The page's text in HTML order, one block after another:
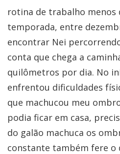
rotina de trabalho menos
temporada, entre
encontrar Nei
conta que chega a
quilômetros por dia. No
enfrentou dificuldades
que machucou meu
podia ficar em casa,
do galão machuca os
constante também fere o